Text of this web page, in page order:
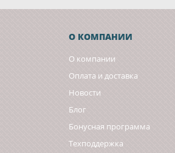
О КОМПАНИИ
О компании
Оплата и доставка
Новости
Блог
Бонусная программа
Техподдержка